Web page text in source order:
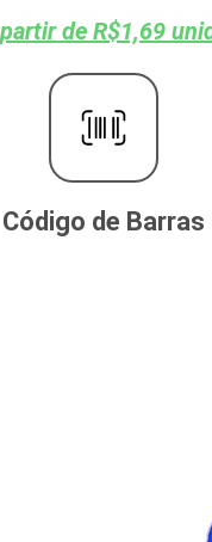
de R$1,69
Código de Barras